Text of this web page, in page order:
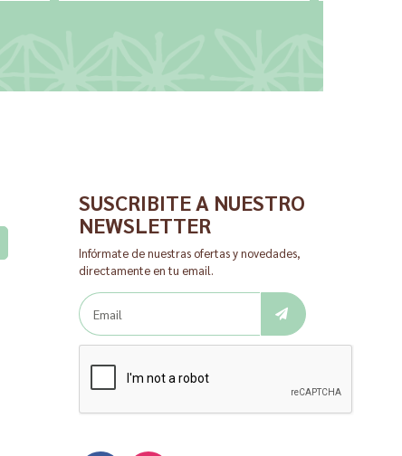
SUSCRIBITE A NUESTRO
NEWSLETTER
Infórmate de nuestras ofertas y novedades,
directamente en tu email.